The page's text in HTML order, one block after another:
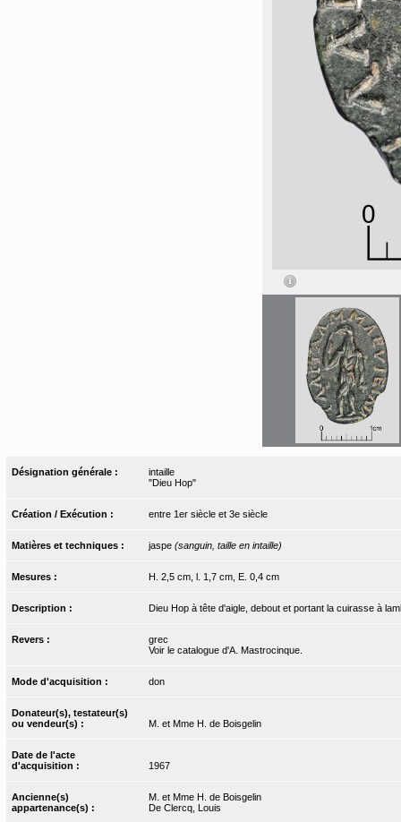
Désignation générale :
intaille
"Dieu Hop"
Création / Exécution : entre 1er siècle et 3e siècle
Matières et techniques : jaspe (sanguin, taille en intaille)
Mesures : H. 2,5 cm, l. 1,7 cm, E. 0,4 cm
Description : Dieu Hop à tête d'aigle, debout et portant la cuirasse à
Revers :
grec
Voir le catalogue d'A. Mastrocinque.
Mode d'acquisition : don
Donateur(s), testateur(s)
ou vendeur(s) :
M. et Mme H. de Boisgelin
Date de l'acte
d'acquisition :
1967
Ancienne(s)
appartenance(s) :
M. et Mme H. de Boisgelin
De Clercq, Louis